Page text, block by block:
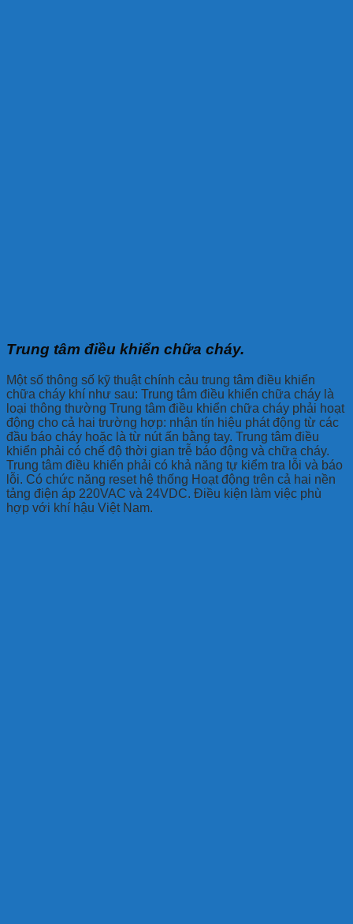
Trung tâm điều khiển chữa cháy.
Một số thông số kỹ thuật chính cảu trung tâm điều khiển
chữa cháy khí như sau: Trung tâm điều khiển chữa cháy là
loại thông thường Trung tâm điều khiển chữa cháy phải hoạt
động cho cả hai trường hợp: nhận tín hiệu phát động từ các
đầu báo cháy hoặc là từ nút ấn bằng tay. Trung tâm điều
khiển phải có chế độ thời gian trễ báo động và chữa cháy.
Trung tâm điều khiển phải có khả năng tự kiểm tra lỗi và báo
lỗi. Có chức năng reset hệ thống Hoạt động trên cả hai nền
tảng điện áp 220VAC và 24VDC. Điều kiện làm việc phù
hợp với khí hậu Việt Nam.